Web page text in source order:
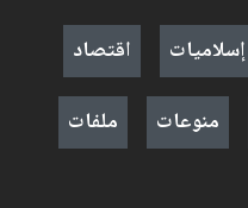
إسلاميات
اقتصاد
منوعات ملفات